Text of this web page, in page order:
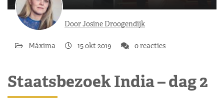
Door Josine Droogendijk
Máxima 15 okt 2019 0 reacties
Staatsbezoek India – dag 2